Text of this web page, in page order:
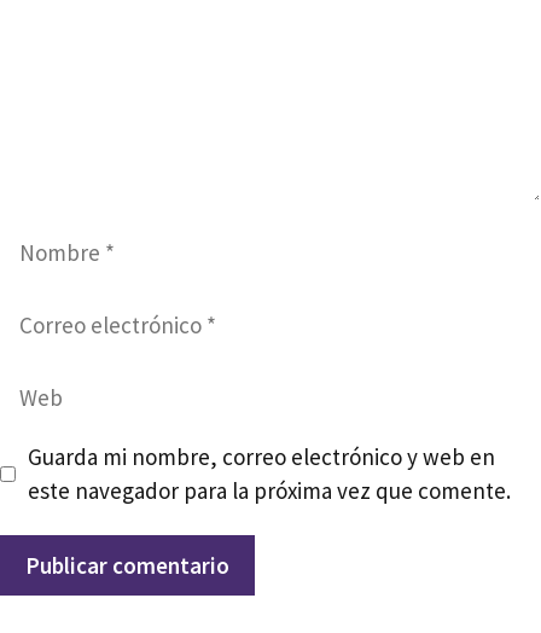
Nombre
Correo
Web
Guarda mi nombre, correo electrónico y web en
este navegador para la próxima vez que comente.